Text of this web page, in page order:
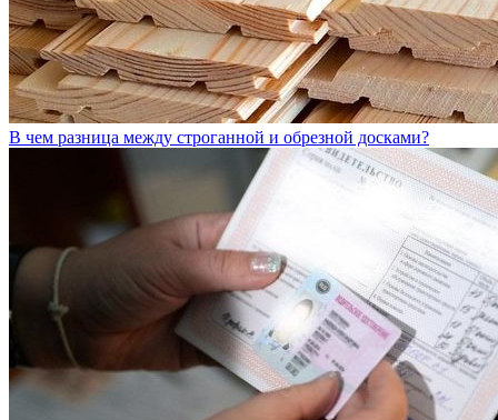
В чем разница между строганной и обрезной досками?